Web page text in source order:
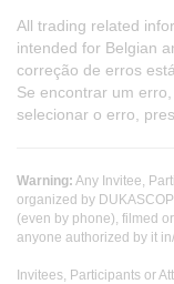
All trading related
intended for Belgian
correção de erros
Se encontrar um
selecionar o erro,
Warning: Any Invitee,
organized by
(even by phone), filmed
anyone authorized by it
Invitees, Participants or